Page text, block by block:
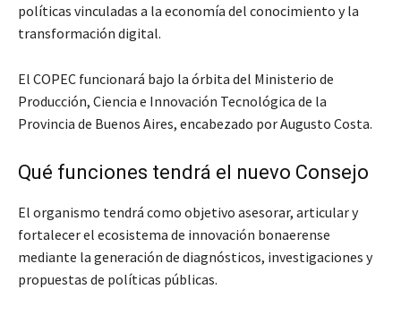
políticas vinculadas a la economía del conocimiento y la
transformación digital.
El COPEC funcionará bajo la órbita del Ministerio de
Producción, Ciencia e Innovación Tecnológica de la
Provincia de Buenos Aires, encabezado por Augusto Costa.
Qué funciones tendrá el nuevo Consejo
El organismo tendrá como objetivo asesorar, articular y
fortalecer el ecosistema de innovación bonaerense
mediante la generación de diagnósticos, investigaciones y
propuestas de políticas públicas.